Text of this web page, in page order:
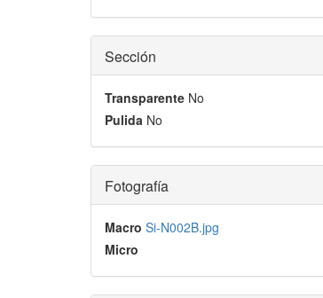
Sección
Transparente No
Pulida No
Fotografía
Macro Si-N002B.jpg
Micro